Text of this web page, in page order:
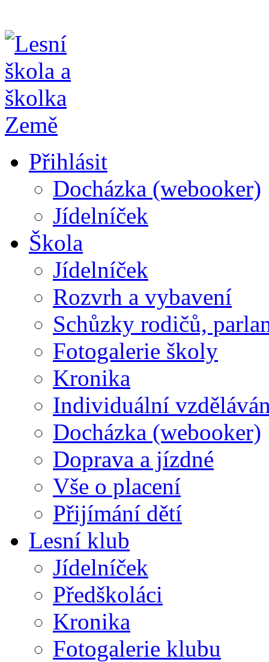
Přihlásit
Docházka (webooker)
Jídelníček
Škola
Jídelníček
Rozvrh a vybavení
Schůzky rodičů,
Fotogalerie školy
Kronika
Individuální
Docházka (webooker)
Doprava a jízdné
Vše o placení
Přijímání dětí
Lesní klub
Jídelníček
Předškoláci
Kronika
Fotogalerie klubu